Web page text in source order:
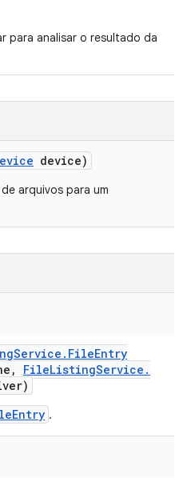
para analisar o resultado da
device)
arquivos para um
Service . FileEntry
, FileListingService .
.